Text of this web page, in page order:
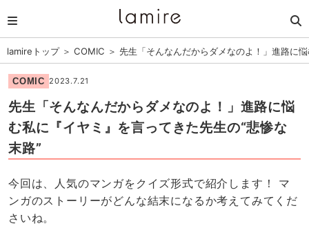
lamireトップ＞ COMIC ＞ 先生「そんなんだからダメなのよ！」進路に
COMIC 2023.7.21
先生「そんなんだからダメなのよ！」進路に悩
む私に『イヤミ』を言ってきた先生の“悲惨な
末路”
今回は、人気のマンガをクイズ形式で紹介します！ マ
ンガのストーリーがどんな結末になるか考えてみてくだ
さいね。